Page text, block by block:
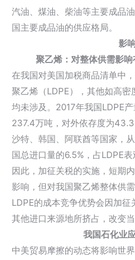
汽油、煤油、柴油等主要成品
国主要成品油的供应格局。
影
聚乙烯：对整体供需影
在我国对美国加税商品清单中
聚乙烯（LDPE），其他如高
均未涉及。2017年我国LDPE
237.4万吨，对外依存度为
沙特、韩国、阿联酋等国家，
国总进口量的6.5%，占LDPE表
因此，加征关税的实施，短期
影响，但对我国聚乙烯整体供
LDPE的成本竞争优势会因加
其他进口来源地所挤占，改变当
我国石化业
中美贸易摩擦的动态将影响世